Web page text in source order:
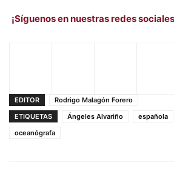
¡Síguenos en nuestras redes
EDITOR
Rodrigo Malagón Forero
ETIQUETAS
Ángeles Alvariño española
oceanógrafa